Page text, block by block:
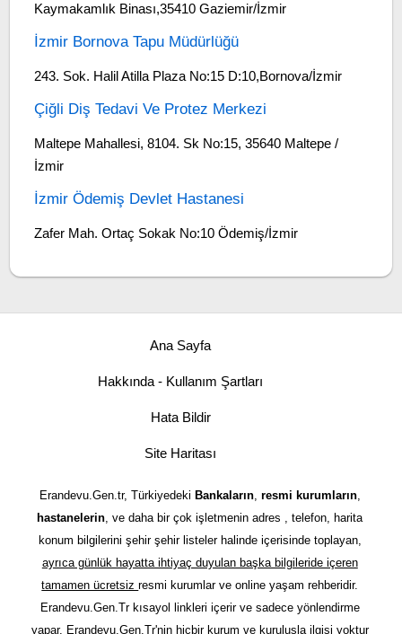
Kaymakamlık Binası,35410 Gaziemir/İzmir
İzmir Bornova Tapu Müdürlüğü
243. Sok. Halil Atilla Plaza No:15 D:10,Bornova/İzmir
Çiğli Diş Tedavi Ve Protez Merkezi
Maltepe Mahallesi, 8104. Sk No:15, 35640 Maltepe /
İzmir
İzmir Ödemiş Devlet Hastanesi
Zafer Mah. Ortaç Sokak No:10 Ödemiş/İzmir
Ana Sayfa
Hakkında - Kullanım Şartları
Hata Bildir
Site Haritası
Erandevu.Gen.tr, Türkiyedeki Bankaların, resmi kurumların,
hastanelerin, ve daha bir çok işletmenin adres , telefon, harita
konum bilgilerini şehir şehir listeler halinde içerisinde toplayan,
ayrıca günlük hayatta ihtiyaç duyulan başka bilgileride içeren
tamamen ücretsizresmi kurumlar ve online yaşam rehberidir.
Erandevu.Gen.Tr kısayol linkleri içerir ve sadece yönlendirme
yapar. Erandevu.Gen.Tr'nin hiçbir kurum ve kuruluşla ilgisi yoktur